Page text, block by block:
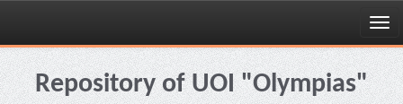
Skip
navigationRepository of UOI "Olympias"